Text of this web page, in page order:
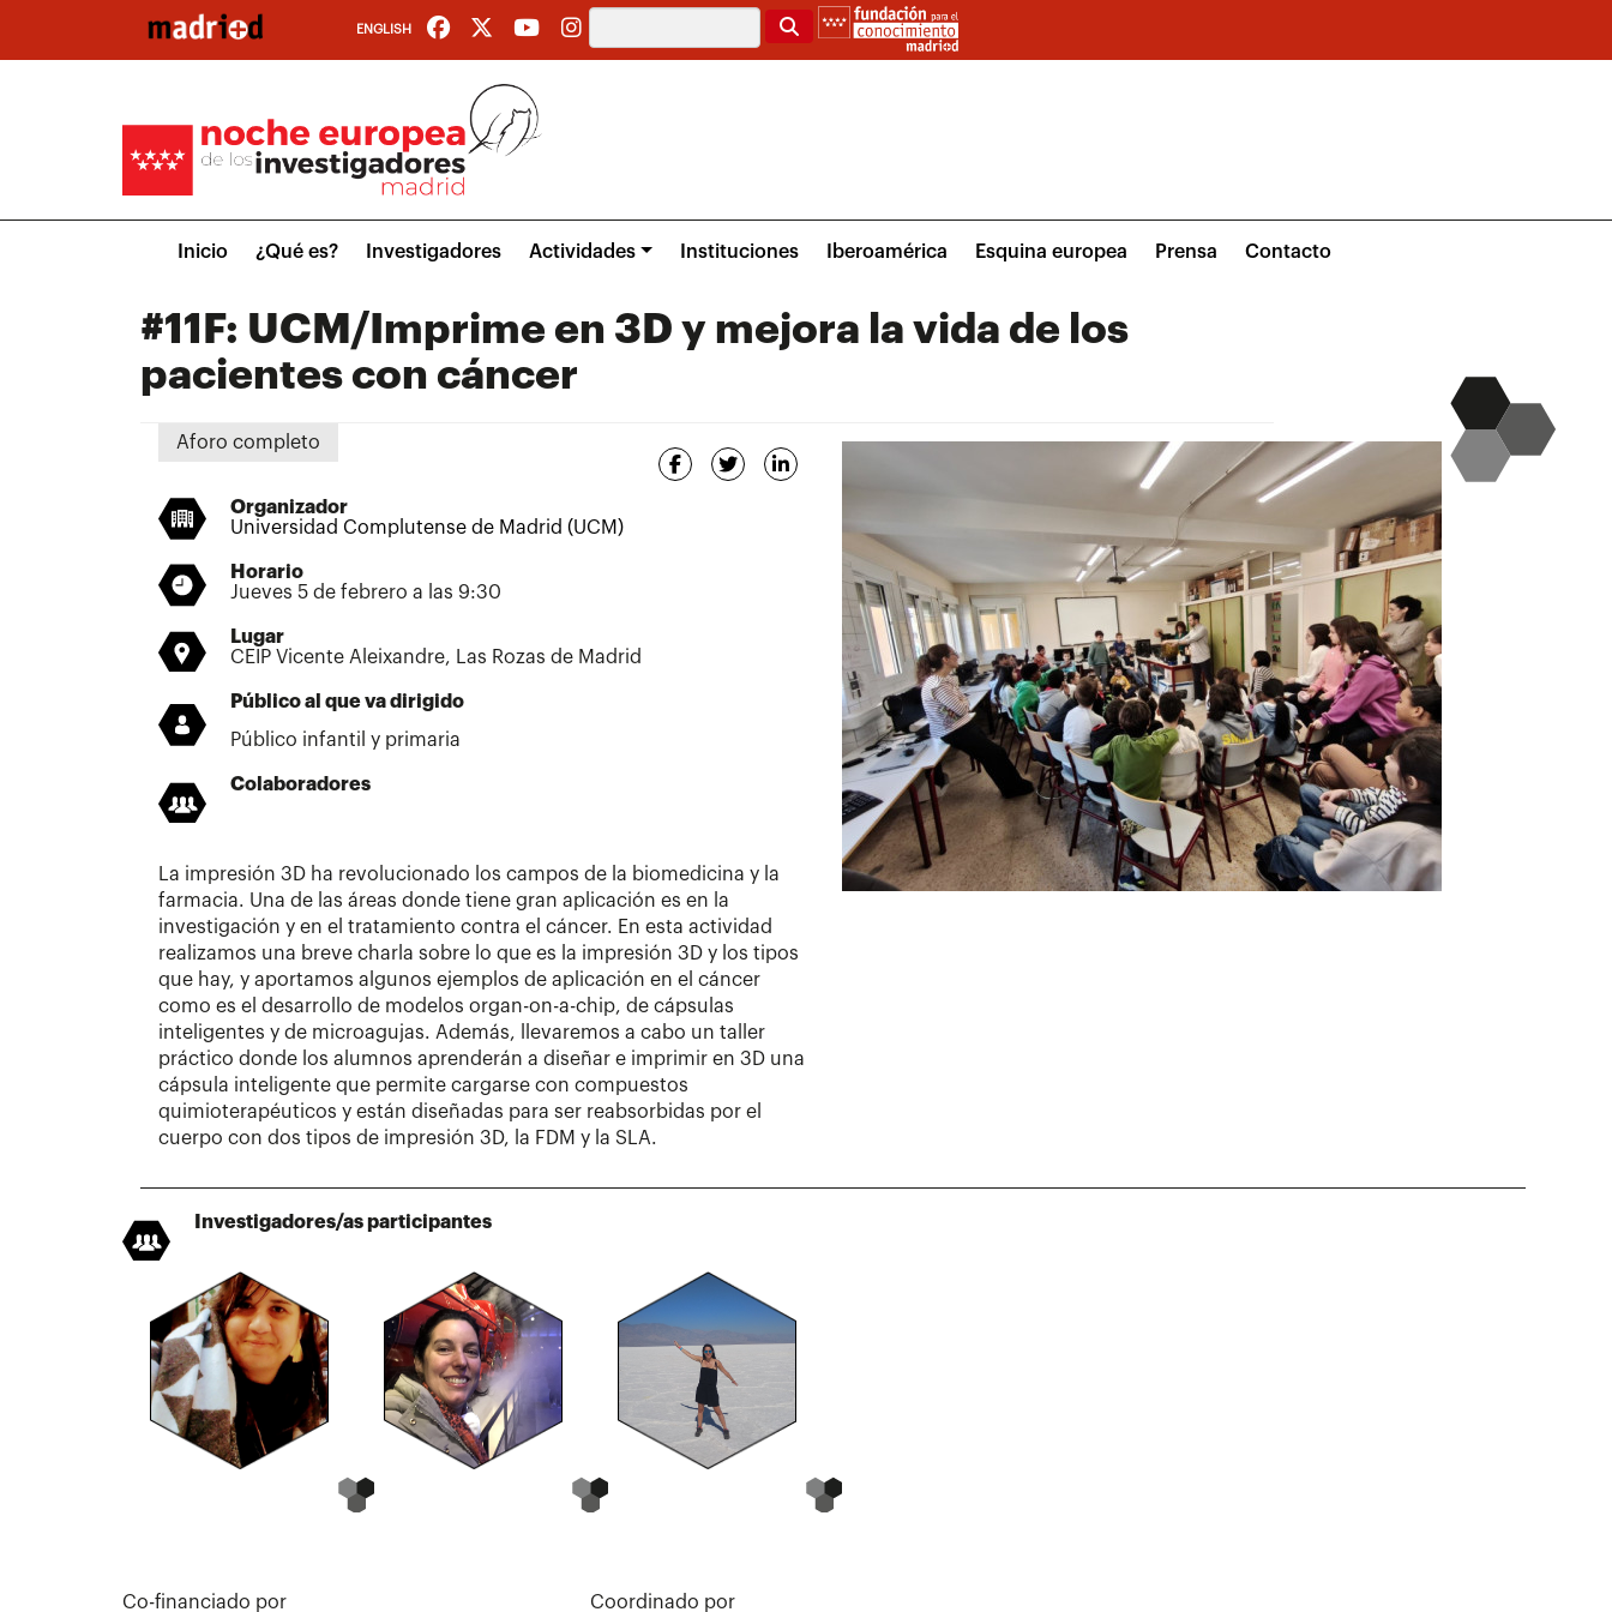
contenido
ENGLISH Buscar
menuInicio ¿Qué es? Investigadores Actividades Instituciones Iberoamérica Esquina europea Prensa Contacto
#11F: UCM/Imprime en 3D y mejora la vida de los
pacientes con cáncer
Aforo completo
Organizador
Universidad Complutense de Madrid (UCM)
Horario
Jueves 5 de febrero a las 9:30
Lugar
CEIP Vicente Aleixandre, Las Rozas de Madrid
Público al que va dirigido
Público infantil y primaria
Colaboradores
La impresión 3D ha revolucionado los campos de la biomedicina y la
farmacia. Una de las áreas donde tiene gran aplicación es en la
investigación y en el tratamiento contra el cáncer. En esta actividad
realizamos una breve charla sobre lo que es la impresión 3D y los tipos
que hay, y aportamos algunos ejemplos de aplicación en el cáncer
como es el desarrollo de modelos organ-on-a-chip, de cápsulas
inteligentes y de microagujas. Además, llevaremos a cabo un taller
práctico donde los alumnos aprenderán a diseñar e imprimir en 3D una
cápsula inteligente que permite cargarse con compuestos
quimioterapéuticos y están diseñadas para ser reabsorbidas por el
cuerpo con dos tipos de impresión 3D, la FDM y la SLA.
Investigadores/as participantes
Co-financiado por Coordinado por